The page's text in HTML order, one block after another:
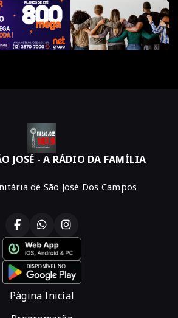
JOSÉ - A RÁDIO DA FAMÍLIA
de São José Dos Campos
Página Inicial